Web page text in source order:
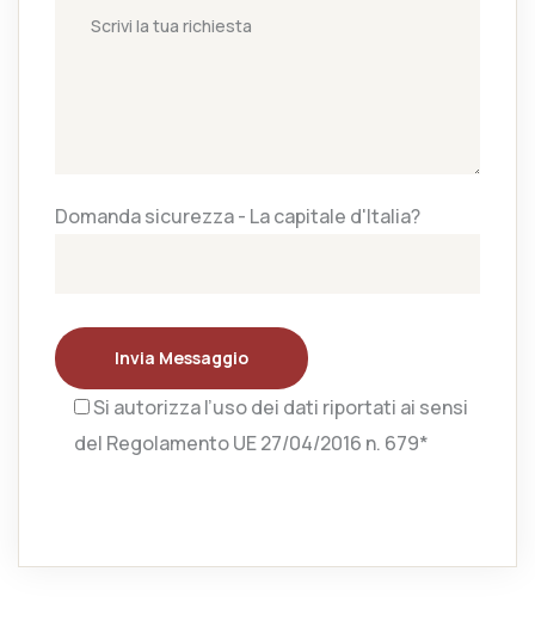
Domanda sicurezza - La capitale d'Italia?
Invia Messaggio
Si autorizza l’uso dei dati riportati ai sensi
del Regolamento UE 27/04/2016 n. 679*